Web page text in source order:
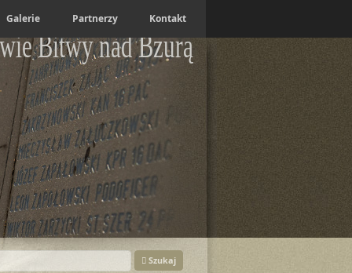
Galerie Partnerzy Kontakt
Bitwy nad Bzurą
Szukaj